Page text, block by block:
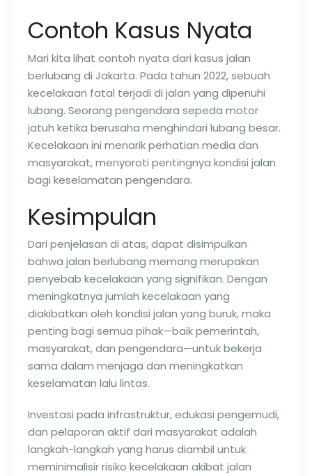
Contoh Kasus Nyata
Mari kita lihat contoh nyata dari kasus jalan
berlubang di Jakarta. Pada tahun 2022, sebuah
kecelakaan fatal terjadi di jalan yang dipenuhi
lubang. Seorang pengendara sepeda motor
jatuh ketika berusaha menghindari lubang besar.
Kecelakaan ini menarik perhatian media dan
masyarakat, menyoroti pentingnya kondisi jalan
bagi keselamatan pengendara.
Kesimpulan
Dari penjelasan di atas, dapat disimpulkan
bahwa jalan berlubang memang merupakan
penyebab kecelakaan yang signifikan. Dengan
meningkatnya jumlah kecelakaan yang
diakibatkan oleh kondisi jalan yang buruk, maka
penting bagi semua pihak—baik pemerintah,
masyarakat, dan pengendara—untuk bekerja
sama dalam menjaga dan meningkatkan
keselamatan lalu lintas.
Investasi pada infrastruktur, edukasi pengemudi,
dan pelaporan aktif dari masyarakat adalah
langkah-langkah yang harus diambil untuk
meminimalisir risiko kecelakaan akibat jalan